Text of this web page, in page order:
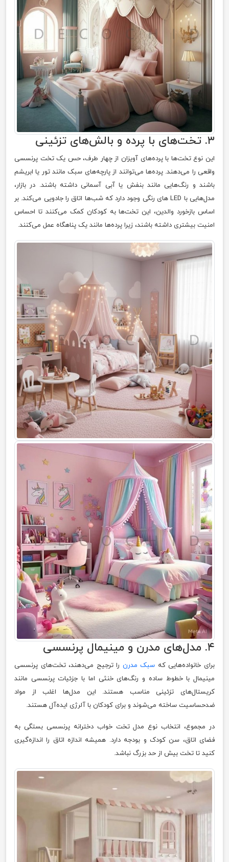
۳. تخت‌های با پرده و بالش‌های تزئینی
این نوع تخت‌ها با پرده‌های آویزان از چهار طرف، حس یک تخت پرنسسی
واقعی را می‌دهند. پرده‌ها می‌توانند از پارچه‌های سبک مانند تور یا ابریشم
باشند و رنگ‌هایی مانند بنفش یا آبی آسمانی داشته باشند. در بازار،
مدل‌هایی با LED‌ های رنگی وجود دارد که شب‌ها اتاق را جادویی می‌کند. بر
اساس بازخورد والدین، این تخت‌ها به کودکان کمک می‌کنند تا احساس
امنیت بیشتری داشته باشند، زیرا پرده‌ها مانند یک پناهگاه عمل می‌کنند.
۴. مدل‌های مدرن و مینیمال پرنسسی
برای خانواده‌هایی که سبک مدرن را ترجیح می‌دهند، تخت‌های پرنسسی
مینیمال با خطوط ساده و رنگ‌های خنثی اما با جزئیات پرنسسی مانند
کریستال‌های تزئینی مناسب هستند. این مدل‌ها اغلب از مواد
ضدحساسیت ساخته می‌شوند و برای کودکان با آلرژی ایده‌آل هستند.
در مجموع، انتخاب نوع مدل تخت خواب دخترانه پرنسسی بستگی به
فضای اتاق، سن کودک و بودجه دارد. همیشه اندازه اتاق را اندازه‌گیری
کنید تا تخت بیش از حد بزرگ نباشد.